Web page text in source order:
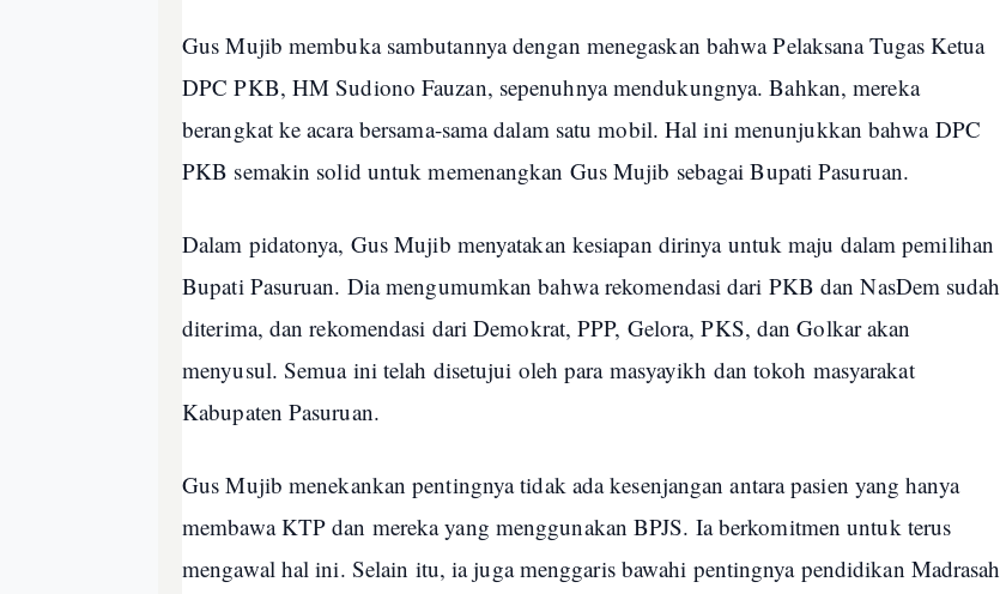
Gus Mujib membuka sambutannya dengan menegaskan bahwa Pelaksana Tugas Ketua
DPC PKB, HM Sudiono Fauzan, sepenuhnya mendukungnya. Bahkan, mereka
berangkat ke acara bersama-sama dalam satu mobil. Hal ini menunjukkan bahwa DPC
PKB semakin solid untuk memenangkan Gus Mujib sebagai Bupati Pasuruan.
Dalam pidatonya, Gus Mujib menyatakan kesiapan dirinya untuk maju dalam pemilihan
Bupati Pasuruan. Dia mengumumkan bahwa rekomendasi dari PKB dan NasDem sudah
diterima, dan rekomendasi dari Demokrat, PPP, Gelora, PKS, dan Golkar akan
menyusul. Semua ini telah disetujui oleh para masyayikh dan tokoh masyarakat
Kabupaten Pasuruan.
Gus Mujib menekankan pentingnya tidak ada kesenjangan antara pasien yang hanya
membawa KTP dan mereka yang menggunakan BPJS. Ia berkomitmen untuk terus
mengawal hal ini. Selain itu, ia juga menggaris bawahi pentingnya pendidikan Madrasah